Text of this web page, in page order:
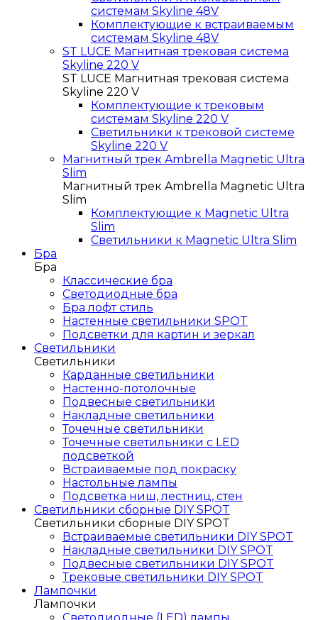
системам Skyline 48V
Комплектующие к встраиваемым
системам Skyline 48V
ST LUCE Магнитная трековая система
Skyline 220 V
ST LUCE Магнитная трековая система
Skyline 220 V
Комплектующие к трековым
системам Skyline 220 V
Светильники к трековой системе
Skyline 220 V
Магнитный трек Ambrella Magnetic Ultra
Slim
Магнитный трек Ambrella Magnetic Ultra
Slim
Комплектующие к Magnetic Ultra
Slim
Светильники к Magnetic Ultra Slim
Бра
Бра
Классические бра
Светодиодные бра
Бра лофт стиль
Настенные светильники SPOT
Подсветки для картин и зеркал
Светильники
Светильники
Карданные светильники
Настенно-потолочные
Подвесные светильники
Накладные светильники
Точечные светильники
Точечные светильники с LED
подсветкой
Встраиваемые под покраску
Настольные лампы
Подсветка ниш, лестниц, стен
Светильники сборные DIY SPOT
Светильники сборные DIY SPOT
Встраиваемые светильники DIY SPOT
Накладные светильники DIY SPOT
Подвесные светильники DIY SPOT
Трековые светильники DIY SPOT
Лампочки
Лампочки